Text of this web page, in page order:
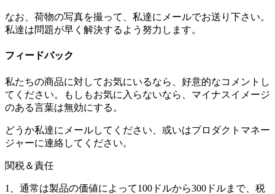
なお、荷物の写真を撮って、私達にメールでお送り下さい。
私達は問題が早く解決するよう努力します。
フィードバック
私たちの商品に対してお気にいるなら、好意的なコメントし
てください。もしもお気に入らないなら、マイナスイメージ
のある言葉は無効にする。
どうか私達にメールしてください、或いはプロダクトマネー
ジャーに連絡してください。
関税＆責任
1、通常は製品の価値によって100ドルから300ドルまで、税